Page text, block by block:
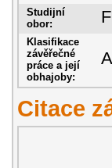
Studijní
obor:
Klasifikace
závěřečné
práce a její
obhajoby:
A
Citace